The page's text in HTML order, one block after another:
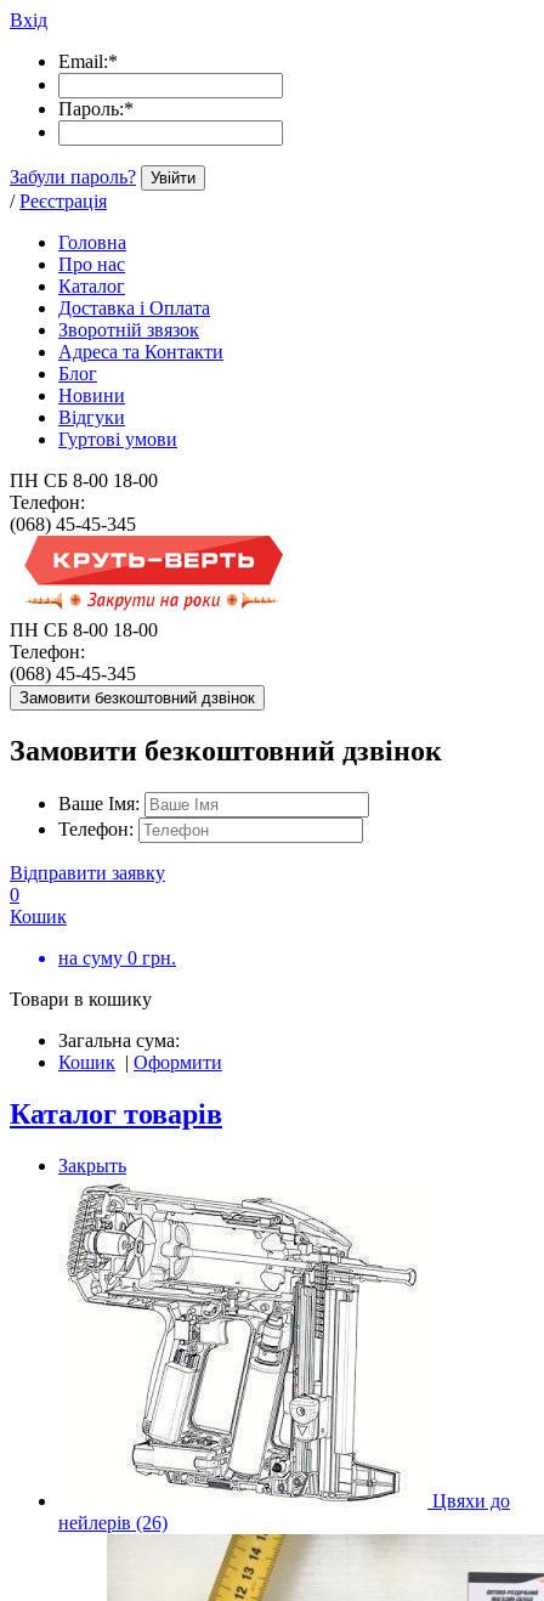
Вхід
Email:*
Пароль:*
Забули пароль? Увійти
/ Реєстрація
Головна
Про нас
Каталог
Доставка і Оплата
Зворотній звязок
Адреса та Контакти
Блог
Новини
Відгуки
Гуртові умови
ПН СБ 8-00 18-00
Телефон:
(068) 45-45-345
ПН СБ 8-00 18-00
Телефон:
(068) 45-45-345
Замовити безкоштовний дзвінок
Замовити безкоштовний дзвінок
Ваше Імя:
Телефон:
Відправити заявку
0
Кошик
на суму 0 грн.
Товари в кошику
Загальна сума:
Кошик | Оформити
Каталог товарів
Закрыть
Цвяхи до
нейлерів (26)